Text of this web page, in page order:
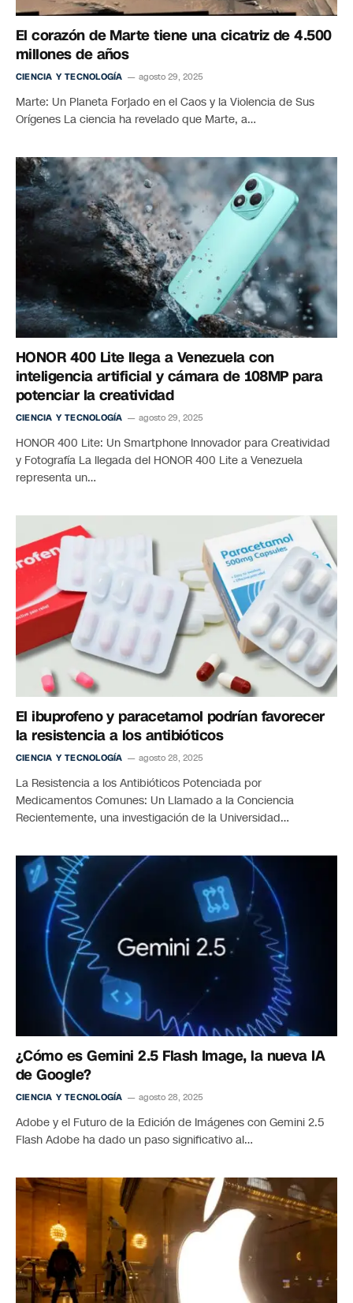
El corazón de Marte tiene una cicatriz de 4.500
millones de años
CIENCIA Y TECNOLOGÍA agosto 29, 2025
Marte: Un Planeta Forjado en el Caos y la Violencia de Sus
Orígenes La ciencia ha revelado que Marte, a…
HONOR 400 Lite llega a Venezuela con
inteligencia artificial y cámara de 108MP para
potenciar la creatividad
CIENCIA Y TECNOLOGÍA agosto 29, 2025
HONOR 400 Lite: Un Smartphone Innovador para Creatividad
y Fotografía La llegada del HONOR 400 Lite a Venezuela
representa un…
El ibuprofeno y paracetamol podrían favorecer
la resistencia a los antibióticos
CIENCIA Y TECNOLOGÍA agosto 28, 2025
La Resistencia a los Antibióticos Potenciada por
Medicamentos Comunes: Un Llamado a la Conciencia
Recientemente, una investigación de la Universidad…
¿Cómo es Gemini 2.5 Flash Image, la nueva IA
de Google?
CIENCIA Y TECNOLOGÍA agosto 28, 2025
Adobe y el Futuro de la Edición de Imágenes con Gemini 2.5
Flash Adobe ha dado un paso significativo al…